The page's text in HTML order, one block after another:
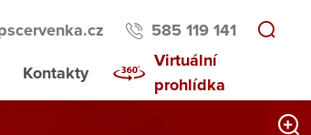
585 119 141
Kontakty
Virtuální
prohlídka